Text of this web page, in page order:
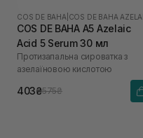
COS DE BAHA COS DE BAHA
COS DE BAHA A5 Azelaic
Acid 5 Serum 30 мл
Протизапальна сироватка з
азелаїновою кислотою
403₴575₴